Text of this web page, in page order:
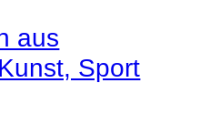
aus
Sport